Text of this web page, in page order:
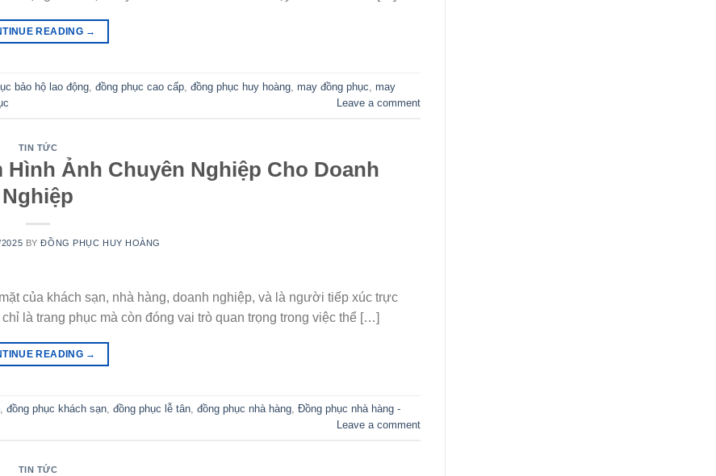
READING →
bảo hộ lao động đồng phục cao cấp đồng phục huy hoàng may đồng phục may
Leave a comment
TIN TỨC
Ảnh Chuyên Nghiệp Cho Doanh
Nghiệp
BYĐỒNG PHỤC HUY HOÀNG
của khách sạn, nhà hàng, doanh nghiệp, và là người tiếp xúc trực
là trang phục mà còn đóng vai trò quan trọng trong việc thể […]
READING →
, đồng phục khách sạn, đồng phục lễ tân, đồng phục nhà hàng, Đồng phục nhà hàng -
Leave a comment
TIN TỨC